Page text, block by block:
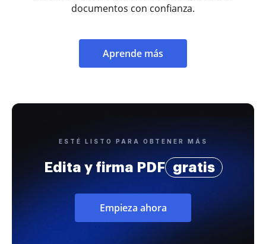
documentos con confianza.
Aprende más
ESTÉ LISTO PARA OBTENER MÁS
Edita y firma PDF gratis
Empieza ahora